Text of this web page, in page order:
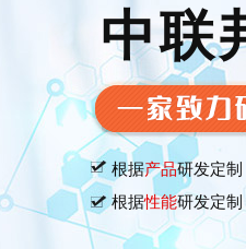
中联
根据产品研发定制
根据性能研发定制